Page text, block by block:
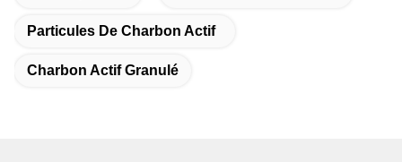
Particules De Charbon Actif
Charbon Actif Granulé